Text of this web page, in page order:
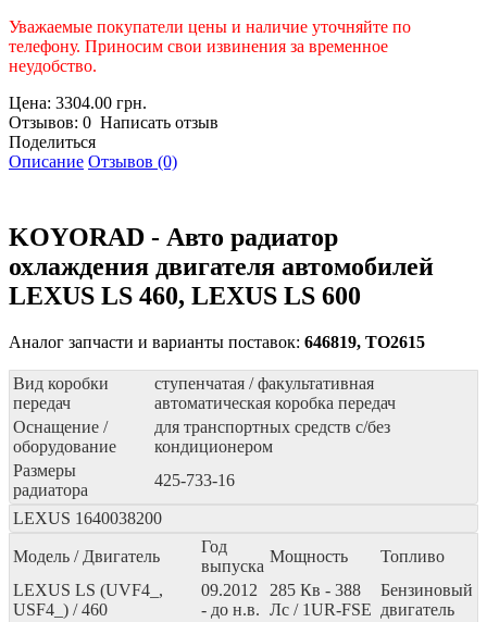
Уважаемые покупатели цены и наличие уточняйте по
телефону. Приносим свои извинения за временное
неудобство.
Цена: 3304.00 грн.
Отзывов: 0 Написать отзыв
Поделиться
Описание Отзывов (0)
KOYORAD - Авто радиатор
охлаждения двигателя автомобилей
LEXUS LS 460, LEXUS LS 600
Аналог запчасти и варианты поставок: 646819, TO2615
Вид коробки
передач
ступенчатая / факультативная
автоматическая коробка передач
Оснащение /
оборудование
для транспортных средств с/без
кондиционером
Размеры
радиатора
425-733-16
LEXUS 1640038200
Модель / Двигатель
Год
выпуска
Мощность
Топливо
LEXUS LS (UVF4_,
USF4_) / 460
09.2012
- до н.в.
285 Кв - 388
Лс / 1UR-FSE
Бензиновый
двигатель